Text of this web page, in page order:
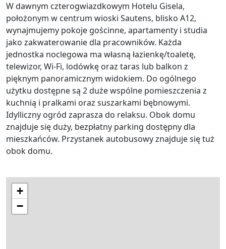
W dawnym czterogwiazdkowym Hotelu Gisela,
położonym w centrum wioski Sautens, blisko A12,
wynajmujemy pokoje gościnne, apartamenty i studia
jako zakwaterowanie dla pracowników. Każda
jednostka noclegowa ma własną łazienkę/toaletę,
telewizor, Wi-Fi, lodówkę oraz taras lub balkon z
pięknym panoramicznym widokiem. Do ogólnego
użytku dostępne są 2 duże wspólne pomieszczenia z
kuchnią i pralkami oraz suszarkami bębnowymi.
Idylliczny ogród zaprasza do relaksu. Obok domu
znajduje się duży, bezpłatny parking dostępny dla
mieszkańców. Przystanek autobusowy znajduje się tuż
obok domu.
+
−